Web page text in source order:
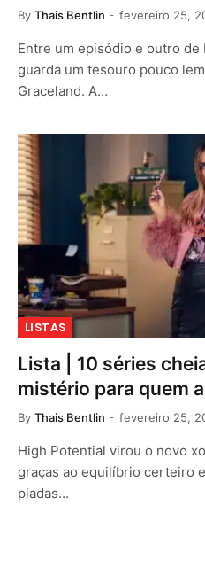
By Thais Bentlin fevereiro 25,
Entre um episódio e outro de
guarda um tesouro pouco
Graceland. A…
LISTAS
Lista | 10 séries
mistério para quem
By Thais Bentlin fevereiro 25,
High Potential virou o novo
graças ao equilíbrio certeiro
piadas…